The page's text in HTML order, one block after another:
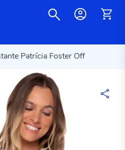
Patrícia Foster Off